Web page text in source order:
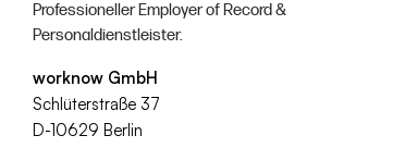
Professioneller Employer of Record &
Personaldienstleister.
worknow GmbH
Schlüterstraße 37
D-10629 Berlin